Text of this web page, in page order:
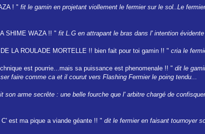
! " fit le gamin en projetant viollement le fermier sur le sol..Le
SHIME WAZA !! " fit L.G en attrapant le bras dans l' intention
LA ROULADE MORTELLE !! bien fait pour toi gamin !! " cria le
est pourrie...mais sa puissance est phenomenale !! " dit le
faire comme ca et il courut vers Flashing Fermier le poing tendu...
son arme secrête : une belle fourche que l' arbitre chargé de
est ma pique a viande géante !! " dit le fermier en faisant tournoyer